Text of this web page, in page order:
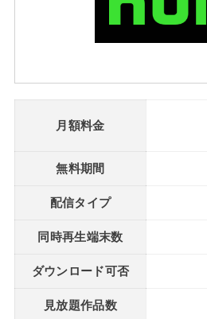
月額料金
無料期間
配信タイプ
同時再生端末数
ダウンロード可否
見放題作品数